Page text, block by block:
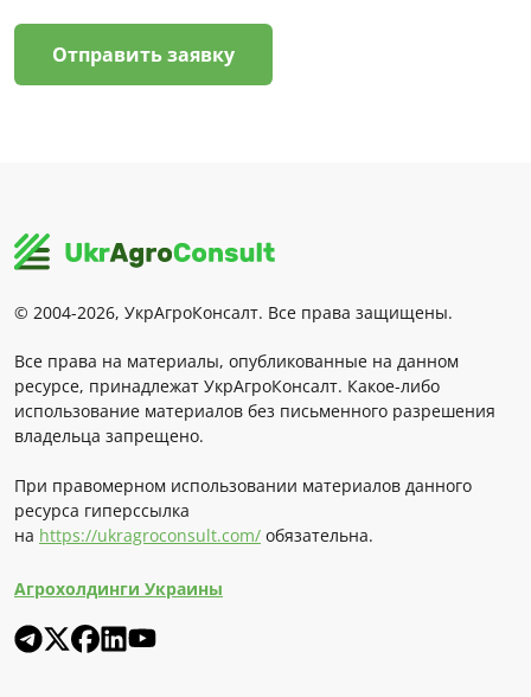
Отправить заявку
© 2004-2026, УкрАгроКонсалт. Все права защищены.
Все права на материалы, опубликованные на данном
ресурсе, принадлежат УкрАгроКонсалт. Какое-либо
использование материалов без письменного разрешения
владельца запрещено.
При правомерном использовании материалов данного
ресурса гиперссылка
на https://ukragroconsult.com/ обязательна.
Агрохолдинги Украины